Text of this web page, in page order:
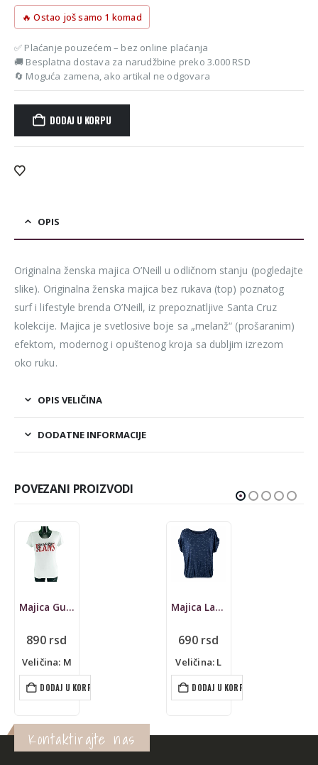
🔥 Ostao još samo 1 komad
✅ Plaćanje pouzećem – bez online plaćanja
🚚 Besplatna dostava za narudžbine preko 3.000 RSD
🔄 Moguća zamena, ako artikal ne odgovara
DODAJ U KORPU
Alternative:
OPIS
Originalna ženska majica O’Neill u odličnom stanju (pogledajte
slike). Originalna ženska majica bez rukava (top) poznatog
surf i lifestyle brenda O’Neill, iz prepoznatljive Santa Cruz
kolekcije. Majica je svetlosive boje sa „melanž“ (prošaranim)
efektom, modernog i opuštenog kroja sa dubljim izrezom
oko ruku.
OPIS VELIČINA
DODATNE INFORMACIJE
POVEZANI PROIZVODI
Majica Guess
890 rsd
Veličina: M
DODAJ U KORPU
Majica Lascana, viskoza
690 rsd
Veličina: L
DODAJ U KORPU
Kontaktirajte nas